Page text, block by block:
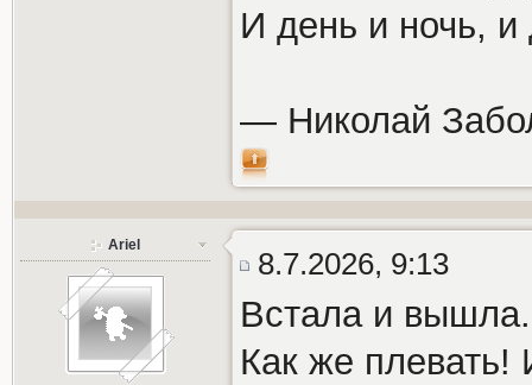
И день и ночь, и
— Николай
Ariel
8.7.2026, 9:13
Встала и
Как же плевать!